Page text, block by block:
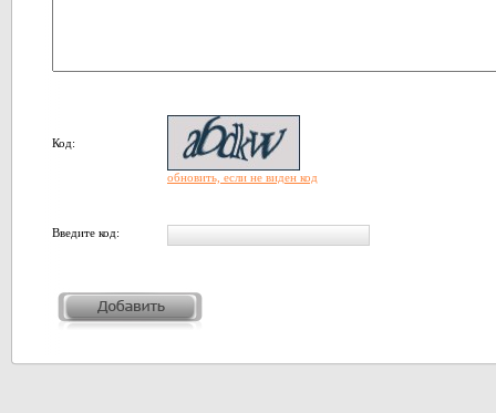
Код:
обновить, если не виден код
Введите код: